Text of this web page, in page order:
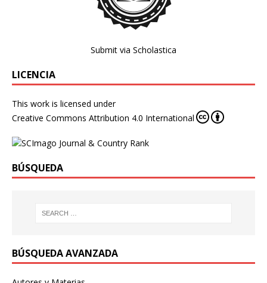
Submit via Scholastica
LICENCIA
This work is licensed under
Creative Commons Attribution 4.0 International
BÚSQUEDA
BÚSQUEDA AVANZADA